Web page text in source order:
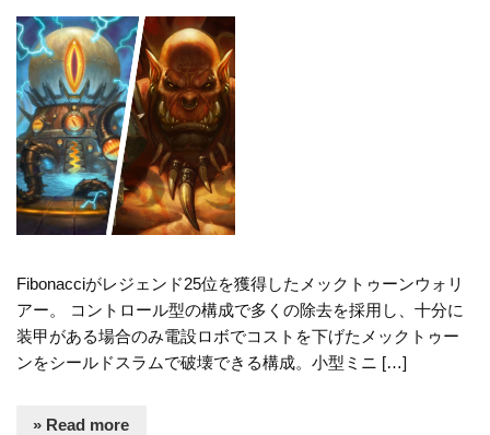
Fibonacciがレジェンド25位を獲得したメックトゥーンウォリ
アー。 コントロール型の構成で多くの除去を採用し、十分に
装甲がある場合のみ電設ロボでコストを下げたメックトゥー
ンをシールドスラムで破壊できる構成。小型ミニ […]
» Read more